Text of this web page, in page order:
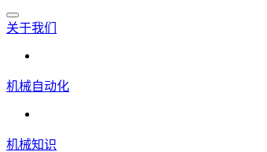
关于我们
机械自动化
机械知识